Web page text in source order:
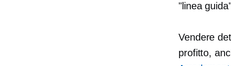
"linea
Vendere
profitto,